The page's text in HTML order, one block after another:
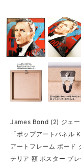
James Bond (2) ジェ
「ポップアートパネル
アートフレーム ボード
テリア 額 ポスター プ